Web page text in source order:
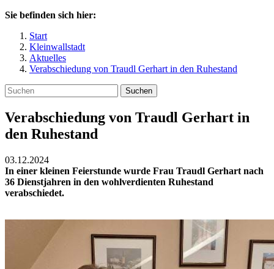
Sie befinden sich hier:
Start
Kleinwallstadt
Aktuelles
Verabschiedung von Traudl Gerhart in den Ruhestand
Suchen
Verabschiedung von Traudl Gerhart in
den Ruhestand
03.12.2024
In einer kleinen Feierstunde wurde Frau Traudl Gerhart nach
36 Dienstjahren in den wohlverdienten Ruhestand
verabschiedet.